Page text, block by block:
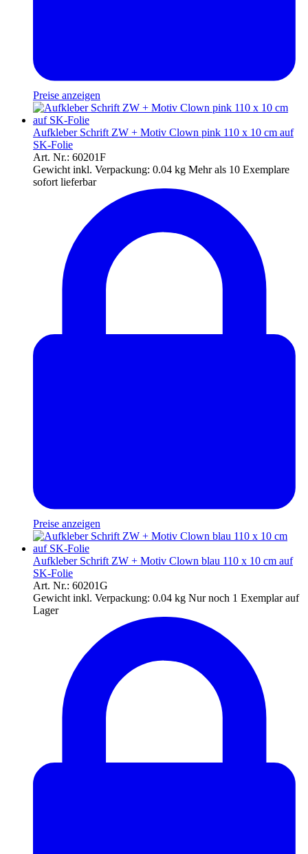
Preise anzeigen
Aufkleber Schrift ZW + Motiv Clown pink 110 x 10 cm auf
SK-Folie
Art. Nr.: 60201F
Gewicht inkl. Verpackung: 0.04 kg Mehr als 10 Exemplare
sofort lieferbar
Preise anzeigen
Aufkleber Schrift ZW + Motiv Clown blau 110 x 10 cm auf
SK-Folie
Art. Nr.: 60201G
Gewicht inkl. Verpackung: 0.04 kg Nur noch 1 Exemplar auf
Lager